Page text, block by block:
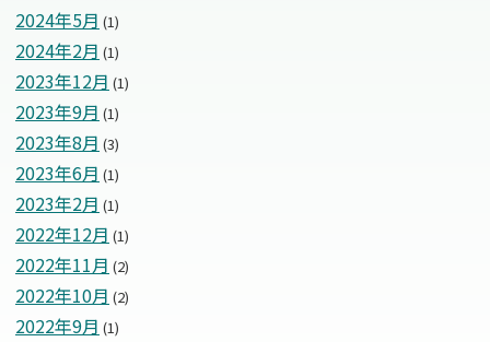
2024年5月 (1)
2024年2月 (1)
2023年12月 (1)
2023年9月 (1)
2023年8月 (3)
2023年6月 (1)
2023年2月 (1)
2022年12月 (1)
2022年11月 (2)
2022年10月 (2)
2022年9月 (1)